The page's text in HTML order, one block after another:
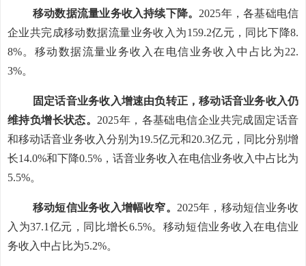
移动数据流量业务收入持续下降。 2025年，各基础电信
企业共完成移动数据流量业务收入为159.2亿元，同比下降8.
8%。移动数据流量业务收入在电信业务收入中占比为22.
3%。
固定话音业务收入增速由负转正，移动话音业务收入仍
维持负增长状态。 2025年，各基础电信企业共完成固定话音
和移动话音业务收入分别为19.5亿元和20.3亿元，同比分别增
长14.0%和下降0.5% ，话音业务收入在电信业务收入中占比为
5.5%。
移动短信业务收入增幅收窄。 2025年， 移动短信业务收
入 为37.1 亿元， 同比增长6.5%。 移动短信业务收入在电信业
务收入中占比为5.2%。